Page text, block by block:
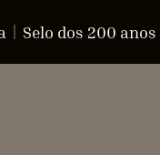
Selo dos 200 anos